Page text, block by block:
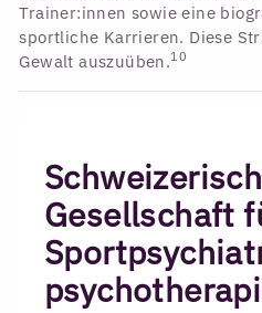
Trainer:innen sowie eine
sportliche Karrieren. Diese
Gewalt auszuüben.10
Gesellschaft